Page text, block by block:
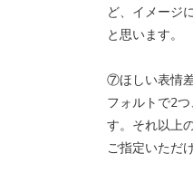
ど、イメージ
と思います。
⑦ほしい表情
フォルトで2
す。それ以上
ご指定いただ